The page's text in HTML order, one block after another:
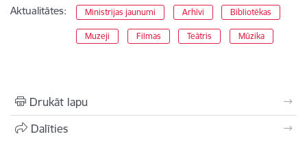
Aktualitātes: Ministrijas jaunumi Arhīvi Bibliotēkas
Muzeji Filmas Teātris Mūzika
Drukāt lapu
Dalīties